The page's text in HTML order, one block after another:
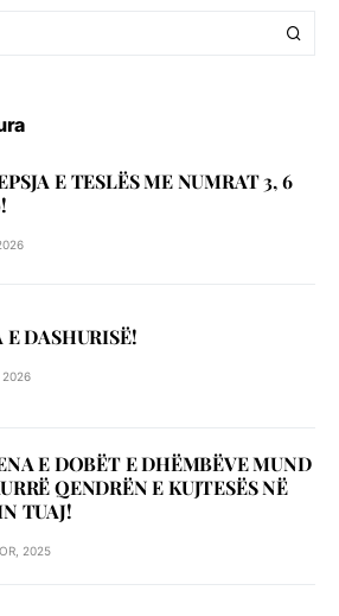
E TESLËS ME NUMRAT 3, 6
E DASHURISË!
2026
E DOBËT E DHËMBËVE MUND
QENDRËN E KUJTESËS NË
TUAJ!
2025